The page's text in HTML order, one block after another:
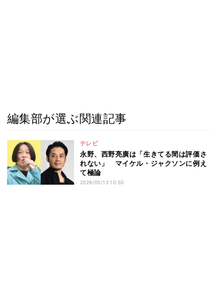
編集部が選ぶ関連記事
テレビ
永野、西野亮廣は「生きてる間は評価さ
れない」 マイケル・ジャクソンに例え
て極論
2026/05/13 10:50